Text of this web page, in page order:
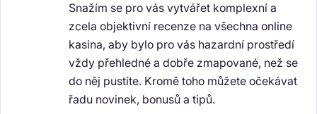
Snažím se pro vás vytvářet komplexní a
zcela objektivní recenze na všechna online
kasina, aby bylo pro vás hazardní prostředí
vždy přehledné a dobře zmapované, než se
do něj pustíte. Kromě toho můžete očekávat
řadu novinek, bonusů a tipů.